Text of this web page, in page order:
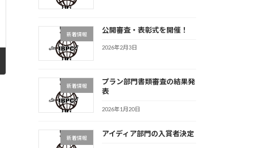
新着情報
公開審査・表彰式を開催！
2026年2月3日
新着情報
プラン部門書類審査の結果発
表
2026年1月20日
新着情報
アイディア部門の入賞者決定